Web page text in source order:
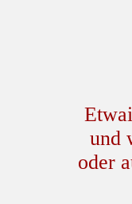
und
oder